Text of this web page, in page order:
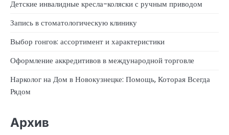
Детские инвалидные кресла-коляски с ручным приводом
Запись в стоматологическую клинику
Выбор гонгов: ассортимент и характеристики
Оформление аккредитивов в международной торговле
Нарколог на Дом в Новокузнецке: Помощь, Которая Всегда
Рядом
Архив